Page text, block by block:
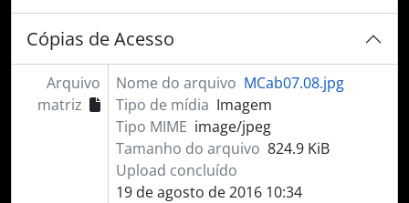
Cópias de Acesso
Arquivo
matriz
Nome do arquivo MCab07.08.jpg
Tipo de mídia Imagem
Tipo MIME image/jpeg
Tamanho do arquivo 824.9 KiB
Upload concluído
19 de agosto de 2016 10:34